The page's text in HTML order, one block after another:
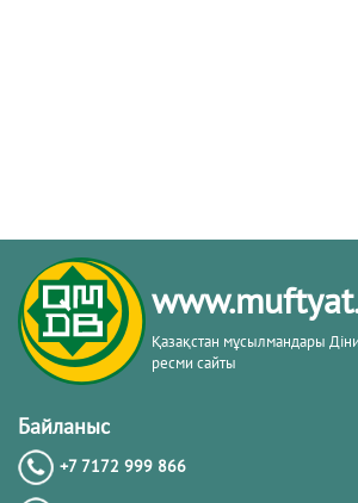
Қазақстан мұсылмандары
ресми сайты
Байланыс
+7 7172 999 866